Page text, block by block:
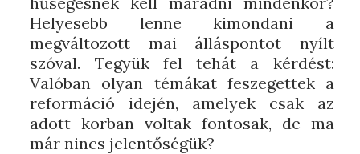
Helyesebb lenne kimondani a
megváltozott mai álláspontot nyílt
szóval. Tegyük fel tehát a kérdést:
Valóban olyan témákat feszegettek a
reformáció idején, amelyek csak az
adott korban voltak fontosak, de ma
már nincs jelentőségük?